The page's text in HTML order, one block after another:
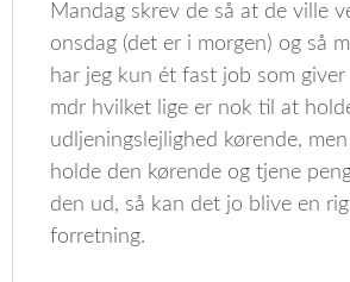
Mandag skrev de så at de ville
onsdag (det er i morgen) og så
har jeg kun ét fast job som
mdr hvilket lige er nok til at
udljeningslejlighed kørende,
holde den kørende og tjene
den ud, så kan det jo blive en
forretning.